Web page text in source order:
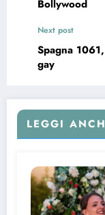
Bollywood
Next post
Spagna
gay
LEGGI